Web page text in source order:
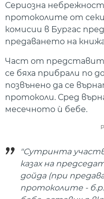
Сериозна
протоколите от
комисии в Бургас
предаването на
Част от
се бяха прибрали по
позвънено да се
протоколи. Сред
месечното ѝ бебе.
"Сутринта
казах на
дойда (при
протоколите -